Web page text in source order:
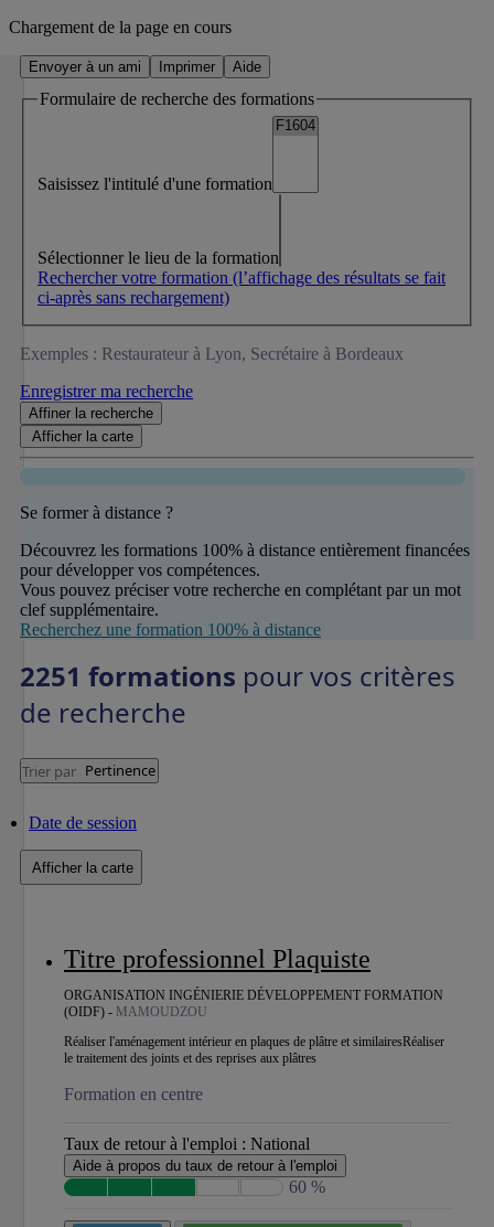
Chargement de la page en cours
Envoyer à un ami Imprimer Aide
Formulaire de recherche des formations
Saisissez l'intitulé d'une formation
Sélectionner le lieu de la formation
Rechercher votre formation (l’affichage des résultats se fait
ci-après sans rechargement)
Exemples : Restaurateur à Lyon, Secrétaire à Bordeaux
Enregistrer ma recherche
Affiner la recherche
Afficher la carte
Se former à distance ?
Découvrez les formations 100% à distance entièrement financées
pour développer vos compétences.
Vous pouvez préciser votre recherche en complétant par un mot
clef supplémentaire.
Recherchez une formation 100% à distance
2251 formations pour vos critères
de recherche
Trier par Pertinence
Date de session
Afficher la carte
Titre professionnel Plaquiste
ORGANISATION INGÉNIERIE DÉVELOPPEMENT FORMATION
(OIDF) - MAMOUDZOU
Réaliser l'aménagement intérieur en plaques de plâtre et similairesRéaliser
le traitement des joints et des reprises aux plâtres
Formation en centre
Taux de retour à l'emploi : National
Aide à propos du taux de retour à l'emploi
60 %